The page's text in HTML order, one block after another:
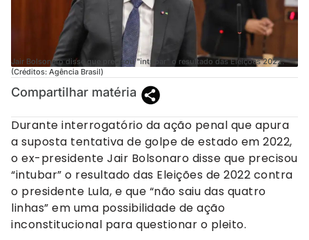
Jair Bolsonaro disse que precisou "intubar" o resultado das Eleições 2022.
(Créditos: Agência Brasil)
Compartilhar matéria
Durante interrogatório da ação penal que apura
a suposta tentativa de golpe de estado em 2022,
o ex-presidente Jair Bolsonaro disse que precisou
“intubar” o resultado das Eleições de 2022 contra
o presidente Lula, e que “não saiu das quatro
linhas” em uma possibilidade de ação
inconstitucional para questionar o pleito.